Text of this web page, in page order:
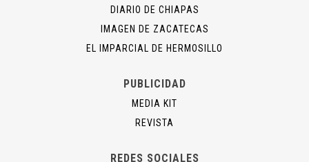
DIARIO DE CHIAPAS
IMAGEN DE ZACATECAS
EL IMPARCIAL DE HERMOSILLO
PUBLICIDAD
MEDIA KIT
REVISTA
REDES SOCIALES